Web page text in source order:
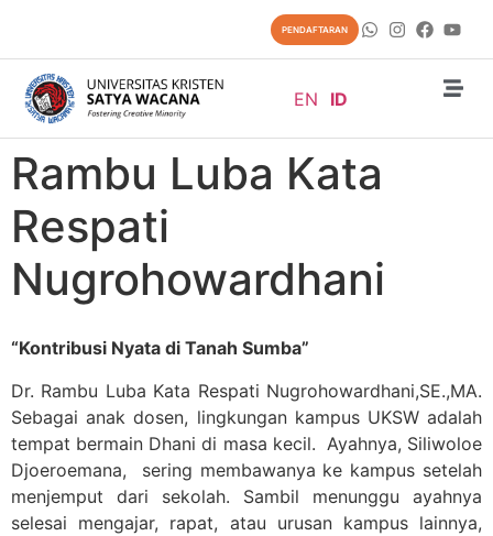
PENDAFTARAN
EN ID
Rambu Luba Kata
Respati
Nugrohowardhani
“Kontribusi Nyata di Tanah Sumba”
Dr. Rambu Luba Kata Respati Nugrohowardhani,SE.,MA.
Sebagai anak dosen, lingkungan kampus UKSW adalah
tempat bermain Dhani di masa kecil. Ayahnya, Siliwoloe
Djoeroemana, sering membawanya ke kampus setelah
menjemput dari sekolah. Sambil menunggu ayahnya
selesai mengajar, rapat, atau urusan kampus lainnya,